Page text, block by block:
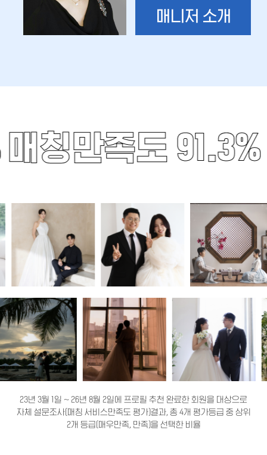
매니저 소개
매칭만족도 91.3%
23년 3월 1일 ~ 26년 8월 2일에 프로필 추천 완료한 회원을 대상으로
자체 설문조사(매칭 서비스만족도 평가)결과, 총 4개 평가등급 중 상위
2개 등급(매우만족, 만족)을 선택한 비율